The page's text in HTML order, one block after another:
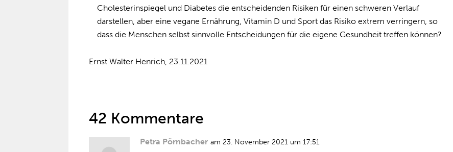
Cholesterinspiegel und Diabetes die entscheidenden Risiken für einen schweren Verlauf
darstellen, aber eine vegane Ernährung, Vitamin D und Sport das Risiko extrem verringern, so
dass die Menschen selbst sinnvolle Entscheidungen für die eigene Gesundheit treffen können?
Ernst Walter Henrich, 23.11.2021
42 Kommentare
Petra Pörnbacher am 23. November 2021 um 17:51